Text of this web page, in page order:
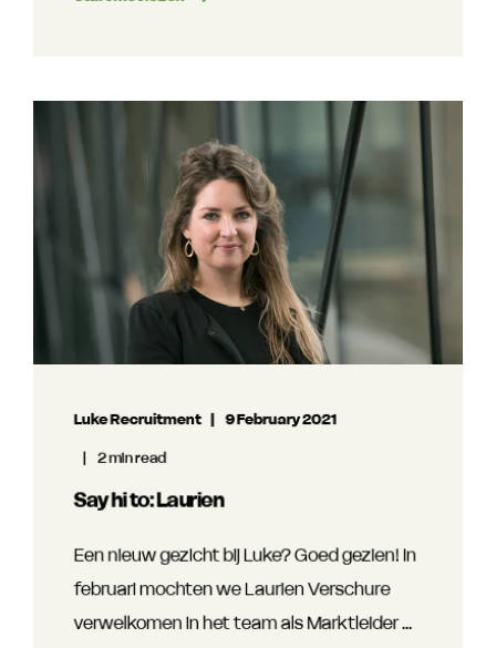
Luke Recruitment
9 February 2021
2 min read
Say hi to: Laurien
Een nieuw gezicht bij Luke? Goed gezien! In
februari mochten we Laurien Verschure
verwelkomen in het team als Marktleider ...